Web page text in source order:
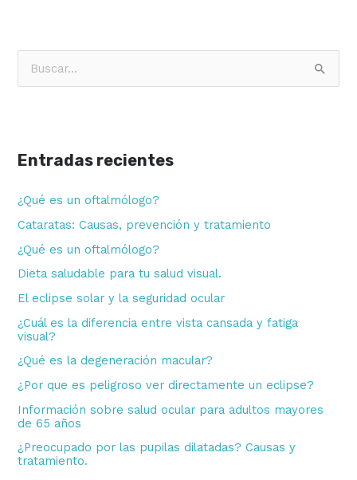
a
p
o
r
:
Entradas recientes
¿Qué es un oftalmólogo?
Cataratas: Causas, prevención y tratamiento
¿Qué es un oftalmólogo?
Dieta saludable para tu salud visual.
El eclipse solar y la seguridad ocular
¿Cuál es la diferencia entre vista cansada y fatiga
visual?
¿Qué es la degeneración macular?
¿Por que es peligroso ver directamente un eclipse?
Información sobre salud ocular para adultos mayores
de 65 años
¿Preocupado por las pupilas dilatadas? Causas y
tratamiento.